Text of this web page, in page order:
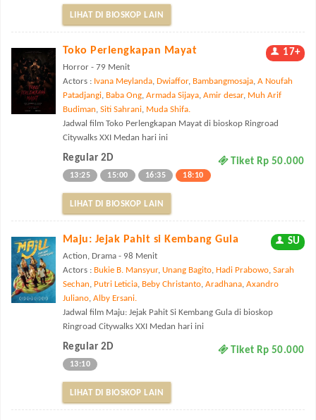
LIHAT DI BIOSKOP LAIN
Toko Perlengkapan Mayat 17+
Horror - 79 Menit
Actors : Ivana Meylanda, Dwiaffor, Bambangmosaja, A Noufah
Patadjangi, Baba Ong, Armada Sijaya, Amir desar, Muh Arif
Budiman, Siti Sahrani, Muda Shifa.
Jadwal film Toko Perlengkapan Mayat di bioskop Ringroad
Citywalks XXI Medan hari ini
Regular 2D Tiket Rp 50.000
13:25 15:00 16:35 18:10
LIHAT DI BIOSKOP LAIN
Maju: Jejak Pahit si Kembang Gula SU
Action, Drama - 98 Menit
Actors : Bukie B. Mansyur, Unang Bagito, Hadi Prabowo, Sarah
Sechan, Putri Leticia, Beby Christanto, Aradhana, Axandro
Juliano, Alby Ersani.
Jadwal film Maju: Jejak Pahit Si Kembang Gula di bioskop
Ringroad Citywalks XXI Medan hari ini
Regular 2D Tiket Rp 50.000
13:10
LIHAT DI BIOSKOP LAIN